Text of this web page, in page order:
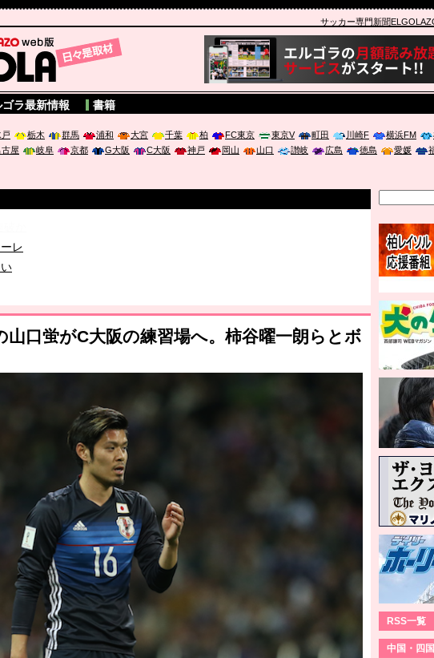
サッカー専門新聞
ゴラ最新情報 書籍
戸 栃木 群馬 浦和 大宮 千葉 柏 FC東京 東京V 町田 川崎F 横浜FM
古屋 岐阜 京都 G大阪 C大阪 神戸 岡山 山口 讃岐 広島 徳島 愛媛
レ
は「個」
ポジウム「気候変動から命を守る ～エネルギー危機時代の猛暑対策～」に登壇
口蛍がC大阪の練習場へ。柿谷曜一朗らとボ
RSS一覧
中国・四